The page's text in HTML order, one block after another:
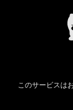
このサービスは